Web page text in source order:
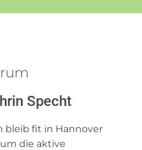
Specht
bleib fit in Hannover
die aktive